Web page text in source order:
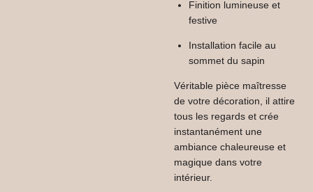
Finition lumineuse et
festive
Installation facile au
sommet du sapin
Véritable pièce maîtresse
de votre décoration, il attire
tous les regards et crée
instantanément une
ambiance chaleureuse et
magique dans votre
intérieur.